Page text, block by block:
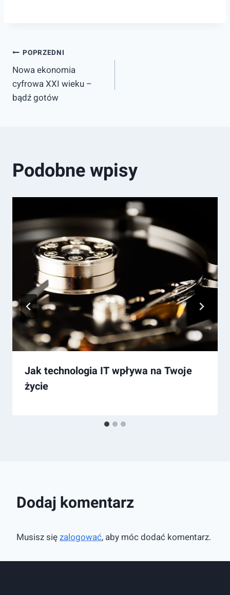
Nawigacja
wpisu
POPRZEDNI
Nowa ekonomia
cyfrowa XXI wieku –
bądź gotów
Podobne wpisy
Jak technologia IT wpływa na Twoje
życie
Dodaj komentarz
Musisz sięzalogować, aby móc dodać komentarz.